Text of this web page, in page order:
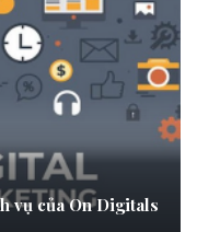
vụ của On Digitals